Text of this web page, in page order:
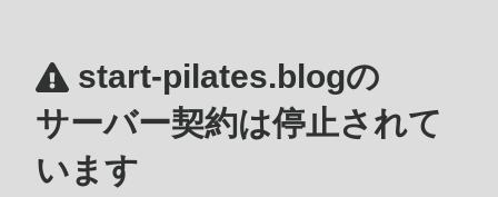
start-pilates.blogの
サーバー契約は停止されて
います